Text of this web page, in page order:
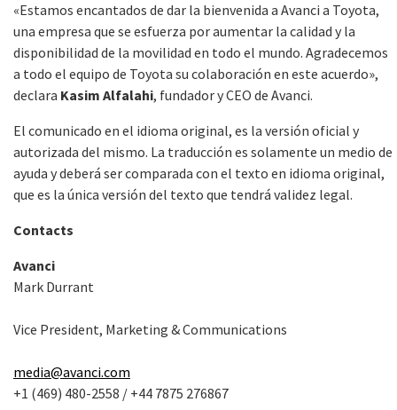
«Estamos encantados de dar la bienvenida a Avanci a Toyota,
una empresa que se esfuerza por aumentar la calidad y la
disponibilidad de la movilidad en todo el mundo. Agradecemos
a todo el equipo de Toyota su colaboración en este acuerdo»,
declara Kasim Alfalahi, fundador y CEO de Avanci.
El comunicado en el idioma original, es la versión oficial y
autorizada del mismo. La traducción es solamente un medio de
ayuda y deberá ser comparada con el texto en idioma original,
que es la única versión del texto que tendrá validez legal.
Contacts
Avanci
Mark Durrant
Vice President, Marketing & Communications
media@avanci.com
+1 (469) 480-2558 / +44 7875 276867